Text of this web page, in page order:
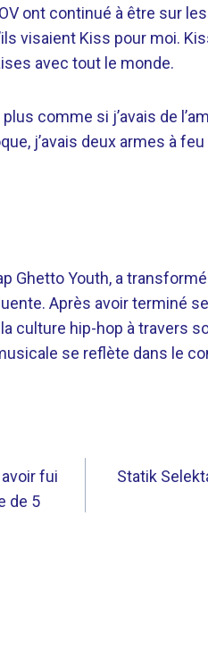
ont continué à être sur
visaient Kiss pour moi.
avec tout le monde.
comme si j’avais de
j’avais deux armes à
Ghetto Youth, a
Après avoir terminé
culture hip-hop à travers
se reflète dans le
fui
de 5
Statik